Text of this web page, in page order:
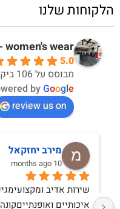
הלקוחות שלנו
women's wear
5.0
מבוסס על 106 ביקורות
byGoogle
review us on
מירב יחזקאל
10 months ago